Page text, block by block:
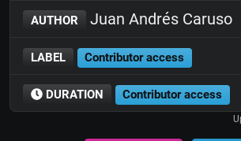
AUTHOR Juan Andrés Caruso
LABEL Contributor access
DURATION Contributor access